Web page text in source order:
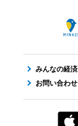
みんなの経
お問い合わせ